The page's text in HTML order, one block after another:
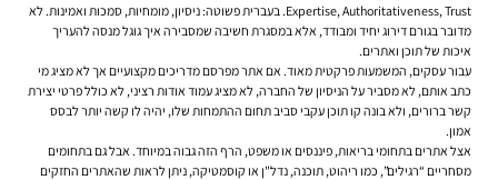
Expertise, Authoritativeness, Trust. בעברית פשוטה: ניסיון, מומחיות, סמכות ואמינות. לא
מדובר בגורם דירוג יחיד ומבודד, אלא במסגרת חשיבה שמסבירה איך גוגל מנסה להעריך
איכות של תוכן ואתרים.
עבור עסקים, המשמעות פרקטית מאוד. אם אתר מפרסם מדריכים מקצועיים אך לא מציג מי
כתב אותם, לא מסביר על הניסיון של החברה, לא מציג עמוד אודות רציני, לא כולל פרטי יצירת
קשר ברורים, ולא בונה קו תוכן עקבי סביב תחום ההתמחות שלו, יהיה לו קשה יותר לבסס
אמון.
אצל אתרים בתחומי בריאות, פיננסים או משפט, הרף הזה גבוה במיוחד. אבל גם בתחומים
מסחריים “רגילים”, כמו ריהוט, תוכנה, נדל"ן או קוסמטיקה, ניתן לראות שהאתרים החזקים